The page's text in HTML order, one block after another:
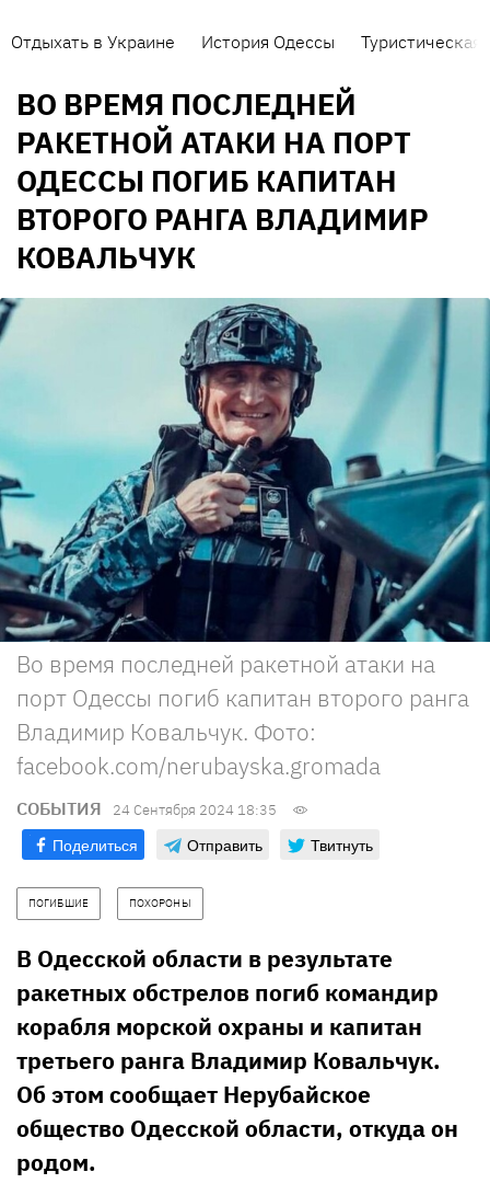
Отдыхать в Украине История Одессы Туристическая
ВО ВРЕМЯ ПОСЛЕДНЕЙ
РАКЕТНОЙ АТАКИ НА ПОРТ
ОДЕССЫ ПОГИБ КАПИТАН
ВТОРОГО РАНГА ВЛАДИМИР
КОВАЛЬЧУК
Во время последней ракетной атаки на
порт Одессы погиб капитан второго ранга
Владимир Ковальчук. Фото:
facebook.com/nerubayska.gromada
СОБЫТИЯ 24 Сентября 2024 18:35
Поделиться Отправить Твитнуть
ПОГИБШИЕ ПОХОРОНЫ
В Одесской области в результате
ракетных обстрелов погиб командир
корабля морской охраны и капитан
третьего ранга Владимир Ковальчук.
Об этом сообщает Нерубайское
общество Одесской области, откуда он
родом.